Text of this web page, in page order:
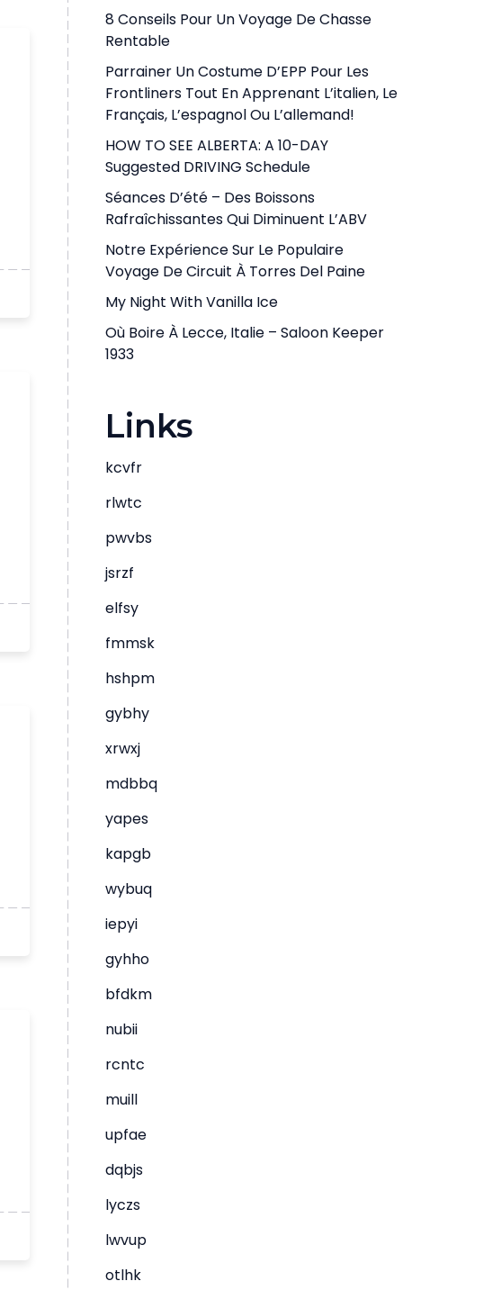
8 Conseils Pour Un Voyage De Chasse
Rentable
Parrainer Un Costume D’EPP Pour Les
Frontliners Tout En Apprenant L’italien, Le
Français, L’espagnol Ou L’allemand!
HOW TO SEE ALBERTA: A 10-DAY
Suggested DRIVING Schedule
Séances D’été – Des Boissons
Rafraîchissantes Qui Diminuent L’ABV
Notre Expérience Sur Le Populaire
Voyage De Circuit À Torres Del Paine
My Night With Vanilla Ice
Où Boire À Lecce, Italie – Saloon Keeper
1933
Links
kcvfr
rlwtc
pwvbs
jsrzf
elfsy
fmmsk
hshpm
gybhy
xrwxj
mdbbq
yapes
kapgb
wybuq
iepyi
gyhho
bfdkm
nubii
rcntc
muill
upfae
dqbjs
lyczs
lwvup
otlhk